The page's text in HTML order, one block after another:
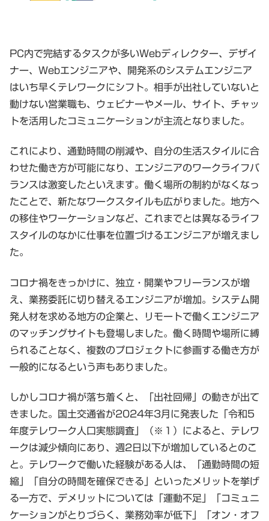
PC内で完結するタスクが多いWebディレクター、デザイ
ナー、Webエンジニアや、開発系のシステムエンジニア
はいち早くテレワークにシフト。相手が出社していないと
動けない営業職も、ウェビナーやメール、サイト、チャッ
トを活用したコミュニケーションが主流となりました。
これにより、通勤時間の削減や、自分の生活スタイルに合
わせた働き方が可能になり、エンジニアのワークライフバ
ランスは激変したといえます。働く場所の制約がなくなっ
たことで、新たなワークスタイルも広がりました。地方へ
の移住やワーケーションなど、これまでとは異なるライフ
スタイルのなかに仕事を位置づけるエンジニアが増えまし
た。
コロナ禍をきっかけに、独立・開業やフリーランスが増
え、業務委託に切り替えるエンジニアが増加。システム開
発人材を求める地方の企業と、リモートで働くエンジニア
のマッチングサイトも登場しました。働く時間や場所に縛
られることなく、複数のプロジェクトに参画する働き方が
一般的になるという声もありました。
しかしコロナ禍が落ち着くと、「出社回帰」の動きが出て
きました。国土交通省が2024年3月に発表した「令和5
年度テレワーク人口実態調査」（※１）によると、テレワ
ークは減少傾向にあり、週2日以下が増加しているとのこ
と。テレワークで働いた経験がある人は、「通勤時間の短
縮」「自分の時間を確保できる」といったメリットを挙げ
る一方で、デメリットについては「運動不足」「コミュニ
ケーションがとりづらく、業務効率が低下」「オン・オフ